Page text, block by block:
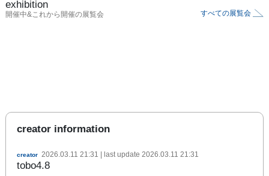
exhibition
開催中&これから開催の展覧会 すべての展覧会
creator information
creator 2026.03.11 21:31 | last update 2026.03.11 21:31
tobo4.8